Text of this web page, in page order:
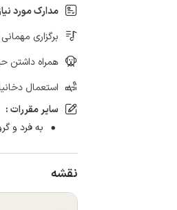
مدارک مورد
برگزاری
همراه داشتن
استعمال
سایر مقررات :
به فرد و
نقشه